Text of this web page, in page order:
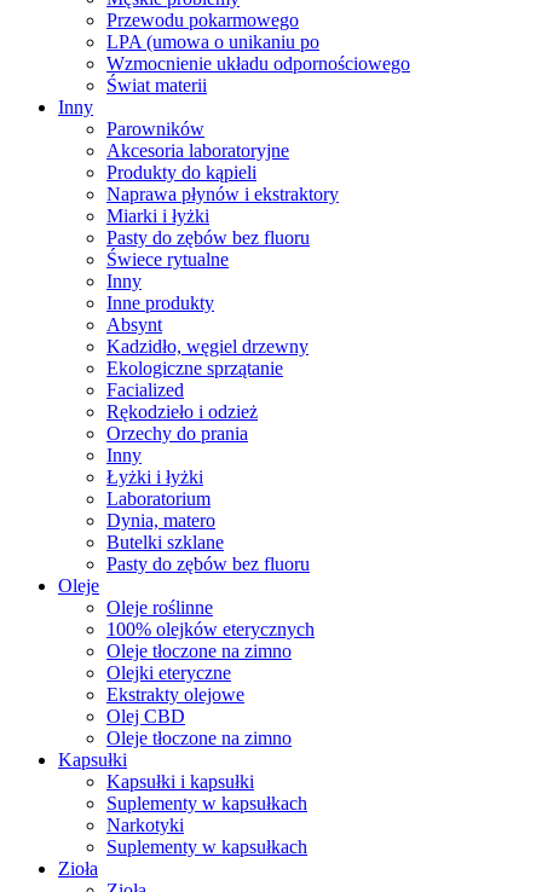
Przewodu pokarmowego
LPA (umowa o unikaniu po
Wzmocnienie układu odpornościowego
Świat materii
Inny
Parowników
Akcesoria laboratoryjne
Produkty do kąpieli
Naprawa płynów i ekstraktory
Miarki i łyżki
Pasty do zębów bez fluoru
Świece rytualne
Inny
Inne produkty
Absynt
Kadzidło, węgiel drzewny
Ekologiczne sprzątanie
Facialized
Rękodzieło i odzież
Orzechy do prania
Inny
Łyżki i łyżki
Laboratorium
Dynia, matero
Butelki szklane
Pasty do zębów bez fluoru
Oleje
Oleje roślinne
100% olejków eterycznych
Oleje tłoczone na zimno
Olejki eteryczne
Ekstrakty olejowe
Olej CBD
Oleje tłoczone na zimno
Kapsułki
Kapsułki i kapsułki
Suplementy w kapsułkach
Narkotyki
Suplementy w kapsułkach
Zioła